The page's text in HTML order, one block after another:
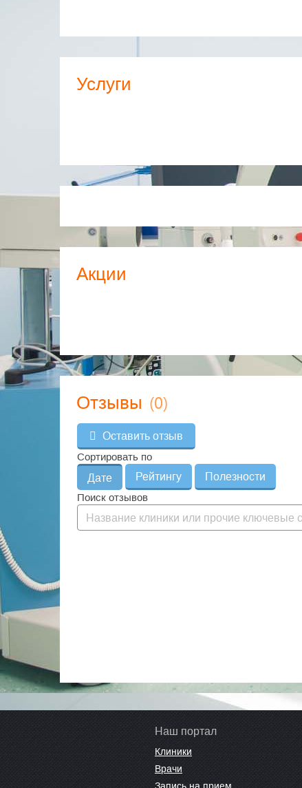
Услуги
Акции
Отзывы (0)
Оставить отзыв
Сортировать по
Дате
Рейтингу
Полезности
Поиск отзывов
Наш портал
Клиники
Врачи